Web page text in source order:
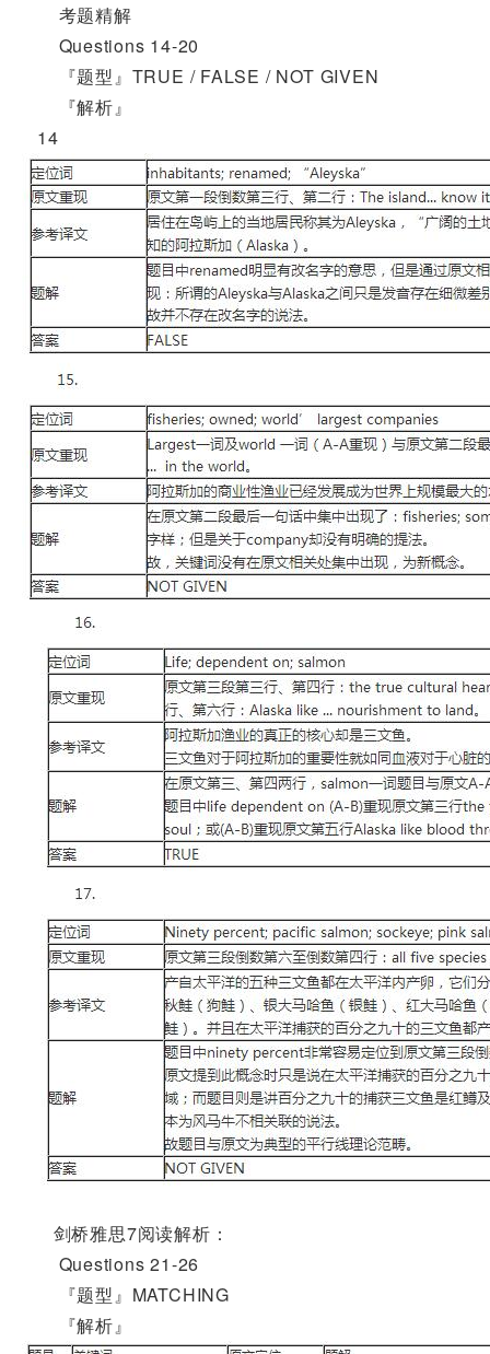
考题精解
Questions 14-20
『题型』TRUE / FALSE / NOT GIVEN
『解析』
14
剑桥雅思7阅读解析：
Questions 21-26
『题型』MATCHING
『解析』